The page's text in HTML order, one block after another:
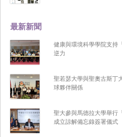
最新新聞
健康與環境科學學院支持
逆力
聖若瑟大學與聖奧古斯丁
球夥伴關係
聖大參與馬德拉大學舉行
成立諒解備忘錄簽署儀式